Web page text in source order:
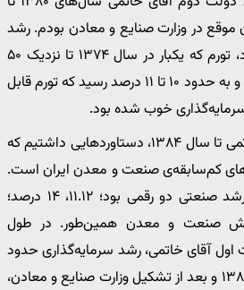
آن موقع در وزارت صنایع و معادن بودم. رشد
اقتصادی تقریباً ۶ درصد بود، تورم که یکبار در سال ۱۳۷۴ تا نزدیک ۵۰
درصد رفته بود، کاهشی شد و به حدود ۱۰ تا ۱۱ درصد رسید که تورم قابل
خوب شده بود.
از اواخر دوره‌ی اول آقای خاتمی تا سال ۱۳۸۴، دستاوردهایی داشتیم که
کم‌سابقه‌ی صنعت و معدن ایران است.
تقریباً شش سال مستمر رشد صنعتی دو رقمی بود؛ ۱۱.۱۲، ۱۴ درصد؛
صنعت و معدن همین‌طور. در طول
اول آقای خاتمی، رشد سرمایه‌گذاری حدود
۱۹ یا ۲۰ درصد بود. از سال ۱۳۸۰ و بعد از تشکیل وزارت صنایع و معادن،